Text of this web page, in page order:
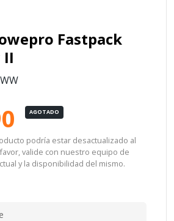
Fastpack
II
AGOTADO
podría estar desactualizado al
valide con nuestro equipo de
y la disponibilidad del mismo.